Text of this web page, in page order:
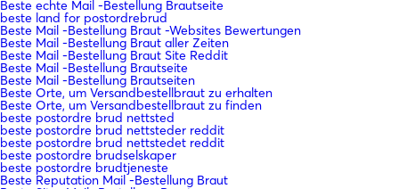
Beste echte Mail -Bestellung Brautseite
beste land for postordrebrud
Beste Mail -Bestellung Braut -Websites Bewertungen
Beste Mail -Bestellung Braut aller Zeiten
Beste Mail -Bestellung Braut Site Reddit
Beste Mail -Bestellung Brautseite
Beste Mail -Bestellung Brautseiten
Beste Orte, um Versandbestellbraut zu erhalten
Beste Orte, um Versandbestellbraut zu finden
beste postordre brud nettsted
beste postordre brud nettsteder reddit
beste postordre brud nettstedet reddit
beste postordre brudselskaper
beste postordre brudtjeneste
Beste Reputation Mail -Bestellung Braut